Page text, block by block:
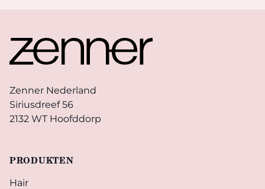
Zenner Nederland
Siriusdreef 56
2132 WT Hoofddorp
PRODUKTEN
Hair